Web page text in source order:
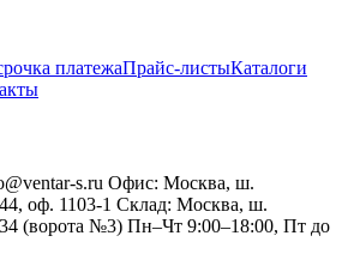
платежаПрайс-листыКаталоги
s.ru Офис: Москва, ш.
оф. 1103-1 Склад: Москва, ш.
(ворота №3) Пн–Чт 9:00–18:00, Пт до